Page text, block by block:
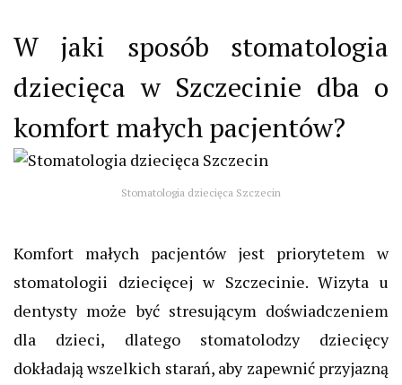
W jaki sposób stomatologia
dziecięca w Szczecinie dba o
komfort małych pacjentów?
Stomatologia dziecięca Szczecin
Komfort małych pacjentów jest priorytetem w
stomatologii dziecięcej w Szczecinie. Wizyta u
dentysty może być stresującym doświadczeniem
dla dzieci, dlatego stomatolodzy dziecięcy
dokładają wszelkich starań, aby zapewnić przyjazną